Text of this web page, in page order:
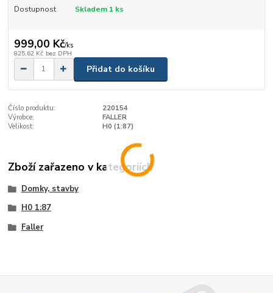
Dostupnost Skladem 1 ks
999,00 Kč/ks
825,62 Kč bez DPH
Přidat do košíku
Číslo produktu:
220154
Výrobce:
FALLER
Velikost:
H0 (1:87)
Zboží zařazeno v kategoriích
Domky, stavby
H0 1:87
Faller